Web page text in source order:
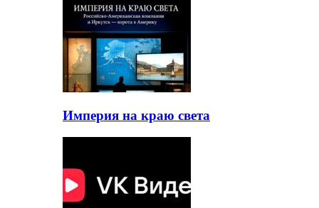
Империя на краю света